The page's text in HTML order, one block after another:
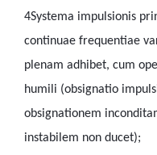
4Systema impulsionis
continuae frequentiae
plenam adhibet, cum
humili (obsignatio
obsignationem
instabilem non ducet);